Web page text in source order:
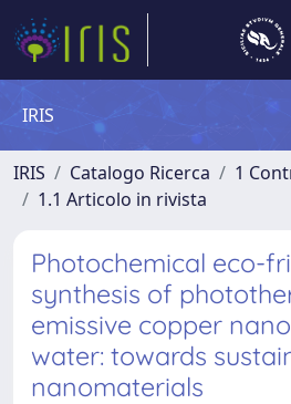
IRIS
IRIS Catalogo Ricerca
1
1.1 Articolo in rivista
Photochemical eco-
synthesis of
emissive copper
water: towards
nanomaterials